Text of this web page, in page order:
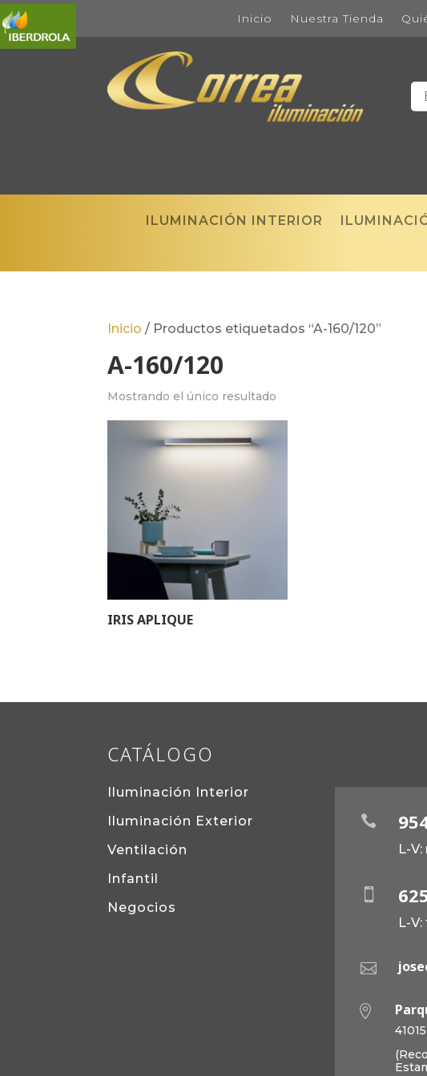
Inicio Nuestra Tienda
ILUMINACIÓN INTERIOR
Inicio / Productos etiquetados “A-160/120”
A-160/120
Mostrando el único resultado
IRIS APLIQUE
CATÁLOGO
Iluminación Interior
Iluminación Exterior
Ventilación
Infantil
Negocios

L-

L-

